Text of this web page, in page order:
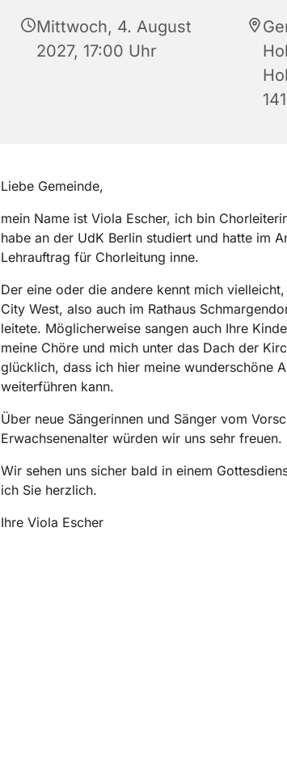
Mittwoch, 4. August
2027, 17:00 Uhr
Liebe Gemeinde,
mein Name ist Viola Escher, ich bin
habe an der UdK Berlin studiert und hatte im
Lehrauftrag für Chorleitung inne.
Der eine oder die andere kennt mich
City West, also auch im Rathaus
leitete. Möglicherweise sangen auch Ihre
meine Chöre und mich unter das Dach der
glücklich, dass ich hier meine wunderschöne
weiterführen kann.
Über neue Sängerinnen und Sänger vom
Erwachsenenalter würden wir uns sehr freuen.
Wir sehen uns sicher bald in einem
ich Sie herzlich.
Ihre Viola Escher